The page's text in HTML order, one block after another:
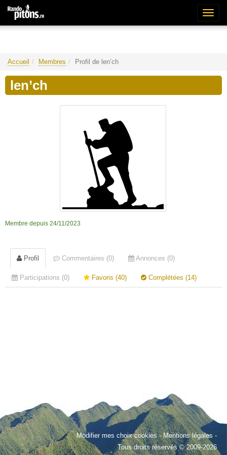
Accueil Membres Profil de len’ch
len’ch
Membre depuis 24/11/2023
Profil Commentaires (0) Annonces (0)
Participations (0) Favoris (40) Complétées (14)
Modifier mes choix cookies-Mentions légales -
Tous droits réservés © 2009-2026